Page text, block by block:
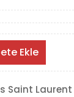
Ekle
Saint Laurent